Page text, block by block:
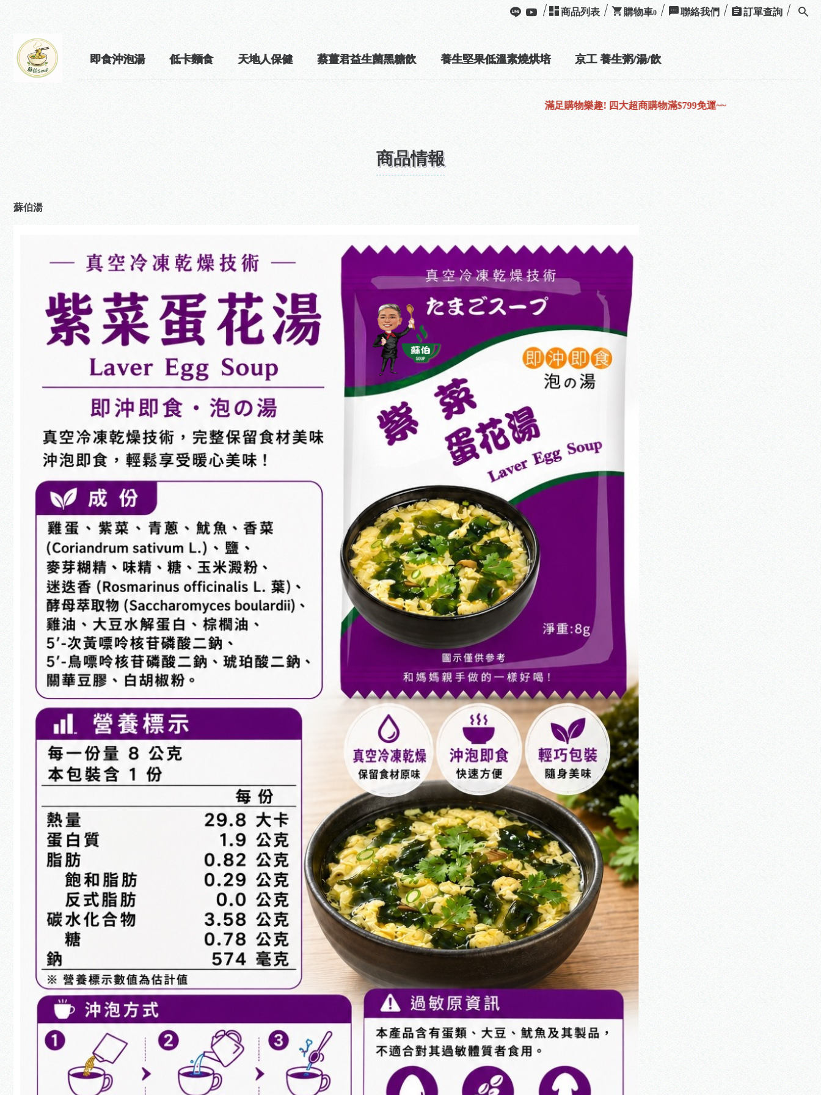
商品列表 購物車0 聯絡我們 訂單查詢
即食沖泡湯 低卡麵食 天地人保健 蔡薑君益生菌黑糖飲 養生堅果低溫素燒烘培 京工 養生粥/湯/飲
商品情報
蘇伯湯